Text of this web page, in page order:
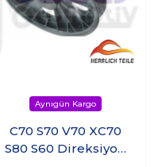
C70 S70 V70 XC70
S80 S60 Direksiyon